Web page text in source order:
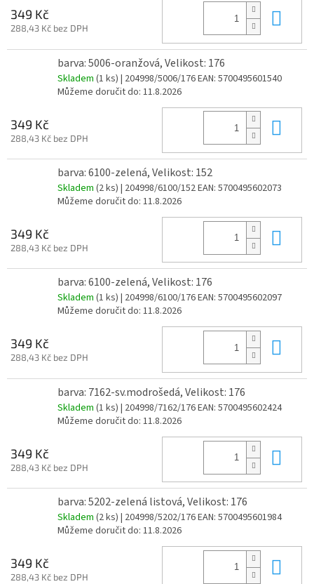
349 Kč
288,43 Kč bez DPH
barva: 5006-oranžová, Velikost: 176
Skladem (1 ks) | 204998/5006/176EAN: 5700495601540
Můžeme doručit do: 11.8.2026
349 Kč
288,43 Kč bez DPH
barva: 6100-zelená, Velikost: 152
Skladem (2 ks) | 204998/6100/152EAN: 5700495602073
Můžeme doručit do: 11.8.2026
349 Kč
288,43 Kč bez DPH
barva: 6100-zelená, Velikost: 176
Skladem (1 ks) | 204998/6100/176EAN: 5700495602097
Můžeme doručit do: 11.8.2026
349 Kč
288,43 Kč bez DPH
barva: 7162-sv.modrošedá, Velikost: 176
Skladem (1 ks) | 204998/7162/176EAN: 5700495602424
Můžeme doručit do: 11.8.2026
349 Kč
288,43 Kč bez DPH
barva: 5202-zelená listová, Velikost: 176
Skladem (2 ks) | 204998/5202/176EAN: 5700495601984
Můžeme doručit do: 11.8.2026
349 Kč
288,43 Kč bez DPH